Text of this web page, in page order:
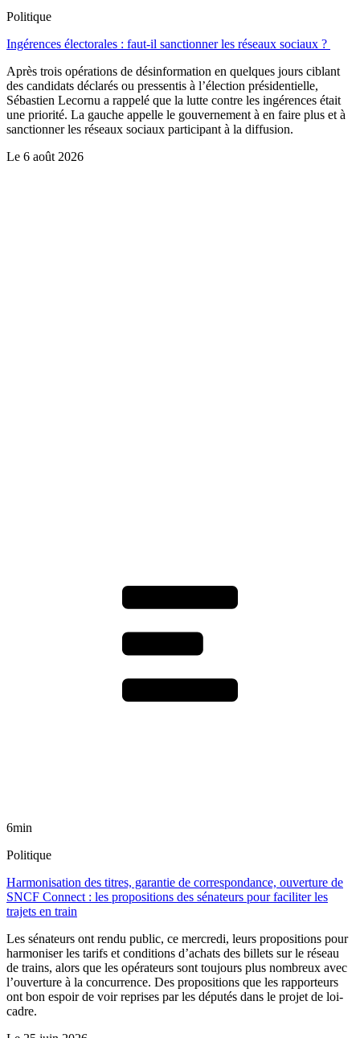
Politique
Ingérences électorales : faut-il sanctionner les réseaux sociaux ?
Après trois opérations de désinformation en quelques jours ciblant
des candidats déclarés ou pressentis à l’élection présidentielle,
Sébastien Lecornu a rappelé que la lutte contre les ingérences était
une priorité. La gauche appelle le gouvernement à en faire plus et à
sanctionner les réseaux sociaux participant à la diffusion.
Le 6 août 2026
6min
Politique
Harmonisation des titres, garantie de correspondance, ouverture de
SNCF Connect : les propositions des sénateurs pour faciliter les
trajets en train
Les sénateurs ont rendu public, ce mercredi, leurs propositions pour
harmoniser les tarifs et conditions d’achats des billets sur le réseau
de trains, alors que les opérateurs sont toujours plus nombreux avec
l’ouverture à la concurrence. Des propositions que les rapporteurs
ont bon espoir de voir reprises par les députés dans le projet de loi-
cadre.